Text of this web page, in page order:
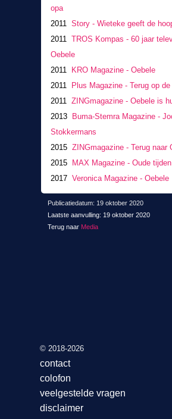
opa
2011 Story - Wieteke geeft de
2011 TROS Kompas - 60 jaar
Oebele
2011
KRO Magazine - Oebele
2011
Plus Magazine - Terug op
2011 ZINGmagazine - Oebele is
2013
Buma-Stemra Magazine -
Stokkermans
2015 ZINGmagazine - Terug naar
2015
MAX Magazine - Oude
2017 Veronica Magazine - Oebele
Publicatiedatum: 19 oktober 2020
Laatste aanvulling: 19 oktober 2020
Terug naar Media
© 2018-2026
contact
colofon
veelgestelde vragen
disclaimer